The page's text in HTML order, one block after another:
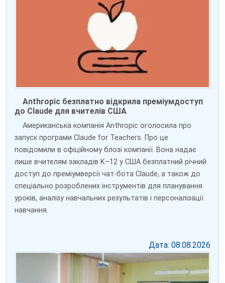
Anthropic безплатно відкрила преміумдоступ
до Claude для вчителів США
Американська компанія Anthropic оголосила про
запуск програми Claude for Teachers. Про це
повідомили в офіційному блозі компанії. Вона надає
лише вчителям закладів K–12 у США безплатний річний
доступ до преміумверсії чат-бота Claude, а також до
спеціально розроблених інструментів для планування
уроків, аналізу навчальних результатів і персоналізації
навчання.
Дата: 08.08.2026